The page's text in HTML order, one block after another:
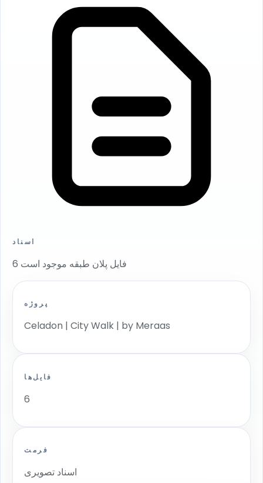
اسناد
6 فایل پلان طبقه موجود است
پروژه
Celadon | City Walk | by Meraas
فایل‌ها
6
فرمت
اسناد تصویری